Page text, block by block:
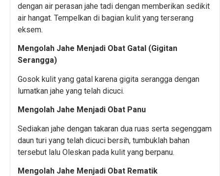
dengan air perasan jahe tadi dengan memberikan sedikit
air hangat. Tempelkan di bagian kulit yang terserang
eksem.
Mengolah Jahe Menjadi Obat Gatal (Gigitan
Serangga)
Gosok kulit yang gatal karena gigita serangga dengan
lumatkan jahe yang telah dicuci.
Mengolah Jahe Menjadi Obat Panu
Sediakan jahe dengan takaran dua ruas serta segenggam
daun turi yang telah dicuci bersih, tumbuklah bahan
tersebut lalu Oleskan pada kulit yang berpanu.
Mengolah Jahe Menjadi Obat Rematik